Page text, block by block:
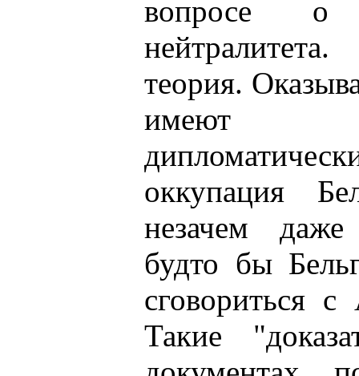
вопросе о
теория.
имеют
оккупация
незачем даже
будто бы
сговориться
Такие